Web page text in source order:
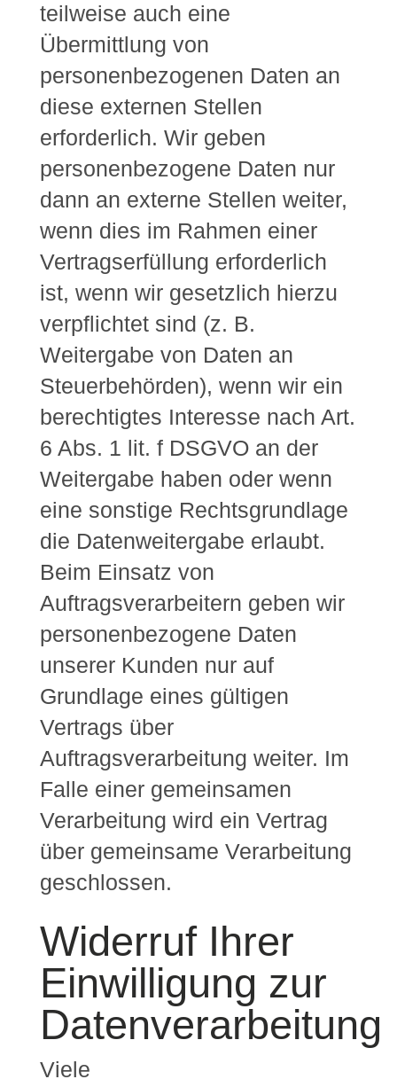
teilweise auch eine
Übermittlung von
personenbezogenen Daten an
diese externen Stellen
erforderlich. Wir geben
personenbezogene Daten nur
dann an externe Stellen weiter,
wenn dies im Rahmen einer
Vertragserfüllung erforderlich
ist, wenn wir gesetzlich hierzu
verpflichtet sind (z. B.
Weitergabe von Daten an
Steuerbehörden), wenn wir ein
berechtigtes Interesse nach Art.
6 Abs. 1 lit. f DSGVO an der
Weitergabe haben oder wenn
eine sonstige Rechtsgrundlage
die Datenweitergabe erlaubt.
Beim Einsatz von
Auftragsverarbeitern geben wir
personenbezogene Daten
unserer Kunden nur auf
Grundlage eines gültigen
Vertrags über
Auftragsverarbeitung weiter. Im
Falle einer gemeinsamen
Verarbeitung wird ein Vertrag
über gemeinsame Verarbeitung
geschlossen.
Widerruf Ihrer
Einwilligung zur
Datenverarbeitung
Viele